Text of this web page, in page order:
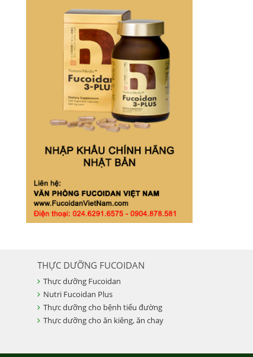
THỰC DƯỠNG FUCOIDAN
Thực dưỡng Fucoidan
Nutri Fucoidan Plus
Thực dưỡng cho bệnh tiểu đường
Thực dưỡng cho ăn kiêng, ăn chay